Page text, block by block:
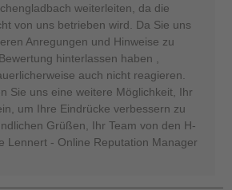
weiterleiten, da die
von uns betrieben wird. Da Sie uns
Anregungen und Hinweise zu
hinterlassen haben ,
auch nicht reagieren.
Sie uns eine weitere Möglichkeit, Ihr
um Ihre Eindrücke verbessern zu
Grüßen, Ihr Team von den H-
Lennert - Online Reputation Manager